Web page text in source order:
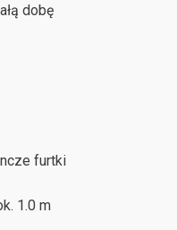
dobę
furtki
1.0 m